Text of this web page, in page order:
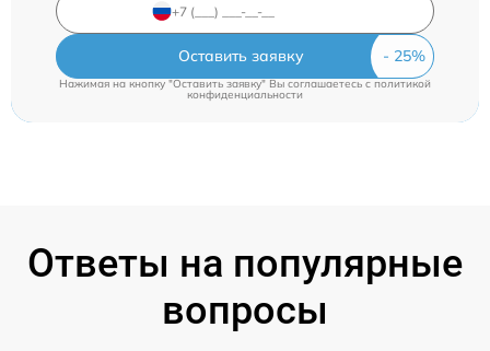
Оставить заявку
Нажимая на кнопку "Оставить заявку" Вы соглашаетесь c политикой
конфиденциальности
Ответы на популярные
вопросы